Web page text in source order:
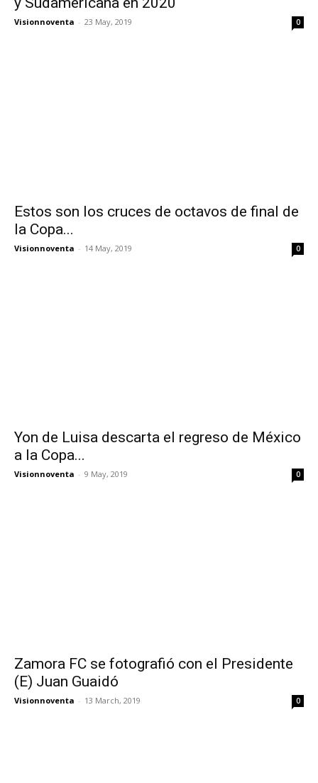
Visionnoventa - 23 May, 2019 0
Estos son los cruces de octavos de final de
la Copa...
Visionnoventa - 14 May, 2019 0
Yon de Luisa descarta el regreso de México
a la Copa...
Visionnoventa - 9 May, 2019 0
Zamora FC se fotografió con el Presidente
(E) Juan Guaidó
Visionnoventa - 13 March, 2019 0